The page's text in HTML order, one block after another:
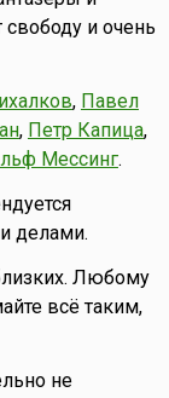
и очень
, Павел
, Петр Капица,
Мессинг.
делами.
Любому
всё таким,
не